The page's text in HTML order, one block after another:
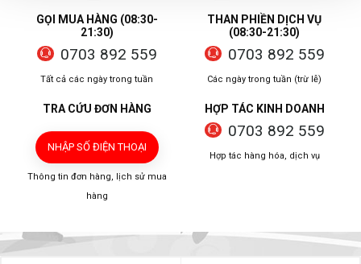
GỌI MUA HÀNG (08:30-
21:30)
0703 892 559
Tất cả các ngày trong tuần
THAN PHIỀN DỊCH VỤ
(08:30-21:30)
0703 892 559
Các ngày trong tuần (trừ lễ)
TRA CỨU ĐƠN HÀNG
NHẬP SỐ ĐIỆN THOẠI
Thông tin đơn hàng, lịch sử mua
hàng
HỢP TÁC KINH DOANH
0703 892 559
Hợp tác hàng hóa, dịch vụ